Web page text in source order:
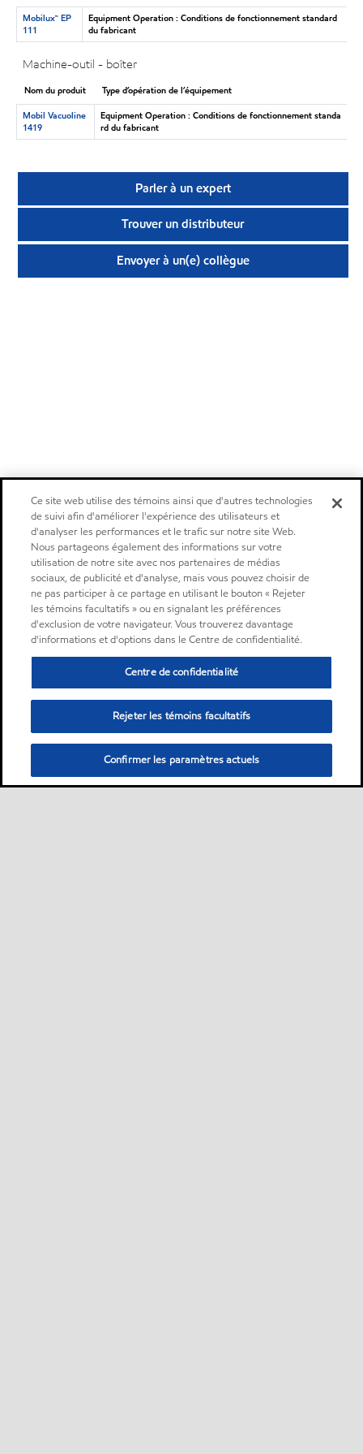
Mobilux™ EP
111
Equipment Operation : Conditions de fonctionnement standard
du fabricant
Machine-outil - boîter
Nom du produit
Type d’opération de l’équipement
Mobil Vacuoline
1419
Equipment Operation : Conditions de fonctionnement standa
rd du fabricant
Parler à un expert
Trouver un distributeur
Envoyer à un(e) collègue
Ce site web utilise des témoins ainsi que d'autres technologies
de suivi afin d'améliorer l'expérience des utilisateurs et
d'analyser les performances et le trafic sur notre site Web.
Nous partageons également des informations sur votre
utilisation de notre site avec nos partenaires de médias
sociaux, de publicité et d'analyse, mais vous pouvez choisir de
ne pas participer à ce partage en utilisant le bouton « Rejeter
les témoins facultatifs » ou en signalant les préférences
d'exclusion de votre navigateur. Vous trouverez davantage
d'informations et d'options dans le Centre de confidentialité.
Centre de confidentialité
Rejeter les témoins facultatifs
Confirmer les paramètres actuels